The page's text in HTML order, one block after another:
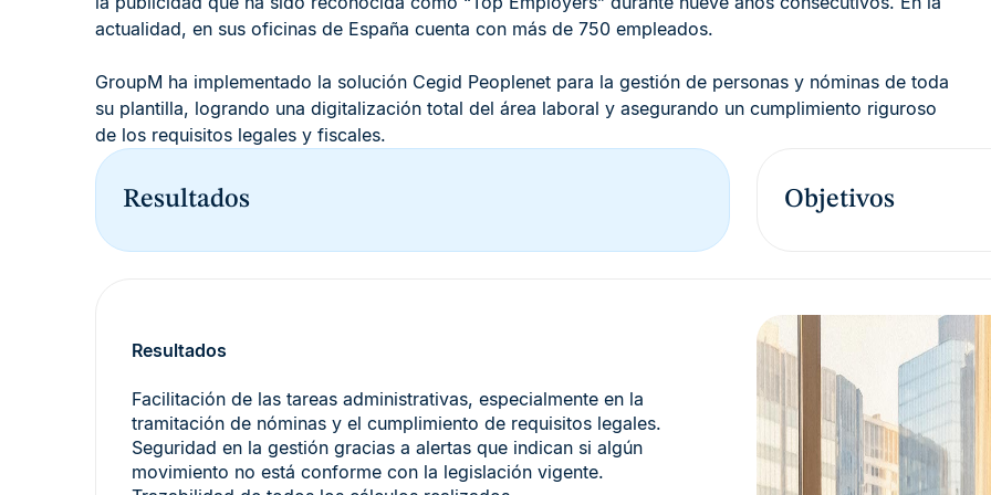
actualidad, en sus oficinas de España cuenta con más de 750 empleados.
GroupM ha implementado la solución Cegid Peoplenet para la gestión de personas y nóminas de toda
su plantilla, logrando una digitalización total del área laboral y asegurando un cumplimiento riguroso
de los requisitos legales y fiscales.
Resultados
Resultados
Facilitación de las tareas administrativas, especialmente en la
tramitación de nóminas y el cumplimiento de requisitos legales.
Seguridad en la gestión gracias a alertas que indican si algún
movimiento no está conforme con la legislación vigente.
Objetivos